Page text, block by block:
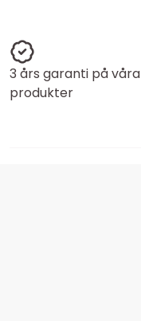
3 års garanti på våra
produkter